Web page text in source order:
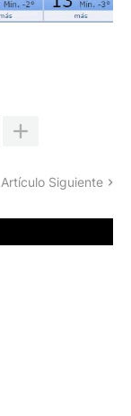
Artículo Siguiente